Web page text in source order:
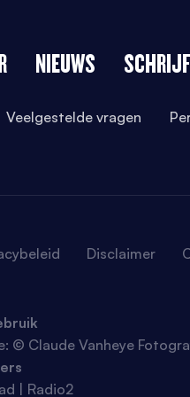
NIEUWS
Veelgestelde vragen
Disclaimer
© Claude Vanheye
| Radio2